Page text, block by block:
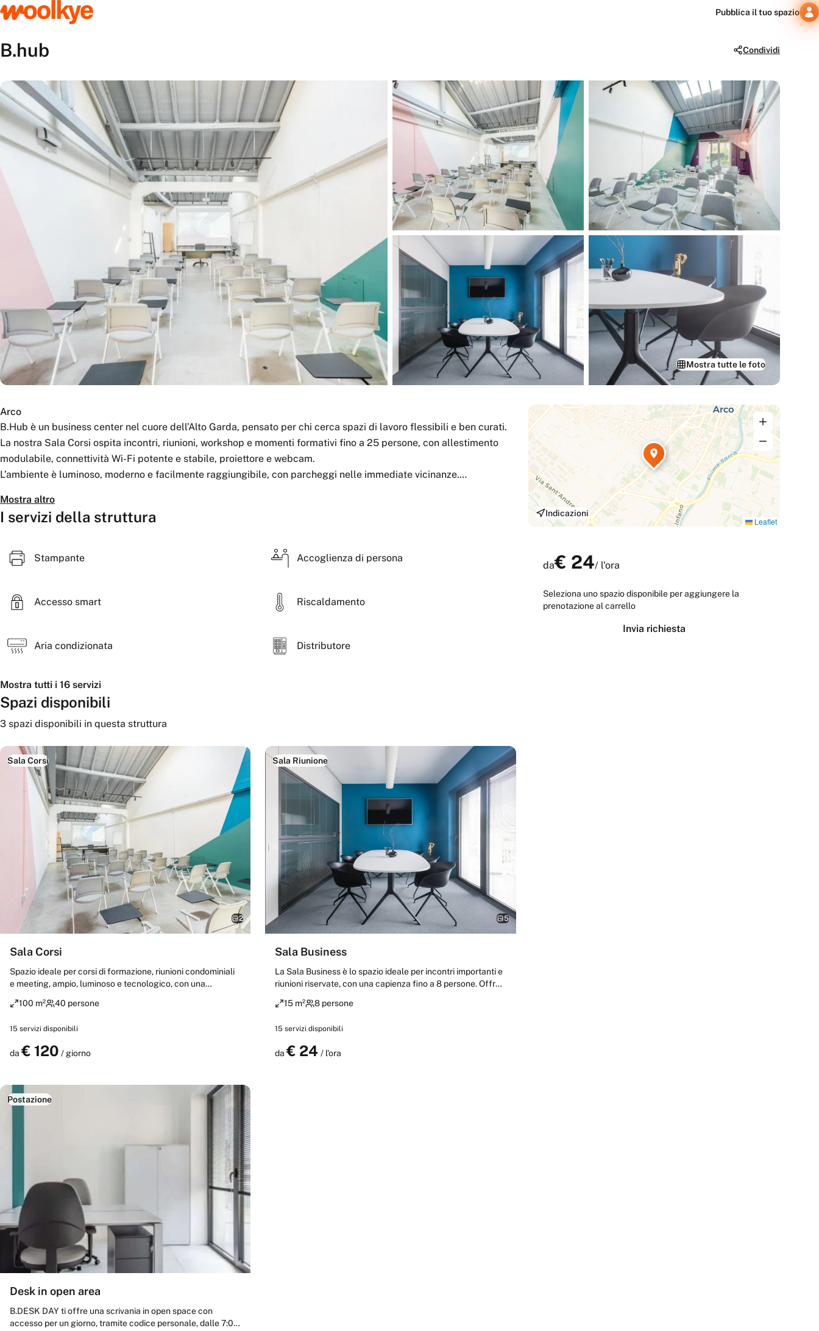
Pubblica il tuo spazio
B.hub Condividi
Mostra tutte le foto
Arco
B.Hub è un business center nel cuore dell’Alto Garda, pensato per chi cerca spazi di lavoro flessibili e ben curati.
La nostra Sala Corsi ospita incontri, riunioni, workshop e momenti formativi fino a 25 persone, con allestimento
modulabile, connettività Wi-Fi potente e stabile, proiettore e webcam.
L’ambiente è luminoso, moderno e facilmente raggiungibile, con parcheggi nelle immediate vicinanze.
Un luogo professionale ma accogliente, dove nascono connessioni e idee, immerso tra il verde e l’energia del
Garda Trentino.
Mostra altro
I servizi della struttura
Stampante Accoglienza di persona
Accesso smart Riscaldamento
Aria condizionata Distributore
Mostra tutti i 16 servizi
Spazi disponibili
3 spazi disponibili in questa struttura
Sala Corsi
2
Sala Corsi
Spazio ideale per corsi di formazione, riunioni condominiali
e meeting, ampio, luminoso e tecnologico, con una
dotata di connessione in fibra Wi-Fi, videoproiettore,
ripiegabile, offrendo un ambiente attrezzato e confortevole
per ogni esigenza professionale.
100 m² 40 persone
15 servizi disponibili
da € 120 / giorno
Sala Riunione
5
Sala Business
La Sala Business è lo spazio ideale per incontri importanti e
riunioni riservate, con una capienza fino a 8 persone. Offre
di connessione in fibra tramite Wi-Fi e di una Smart TV da
presentazioni, video call e momenti decisionali.
15 m² 8 persone
15 servizi disponibili
da€ 24 / l'ora
Postazione
Desk in open area
B.DESK DAY ti offre una scrivania in open space con
accesso per un giorno, tramite codice personale, dalle 7:00
Leaflet
Indicazioni
da€ 24/ l'ora
Seleziona uno spazio disponibile per aggiungere la
prenotazione al carrello
Invia richiesta